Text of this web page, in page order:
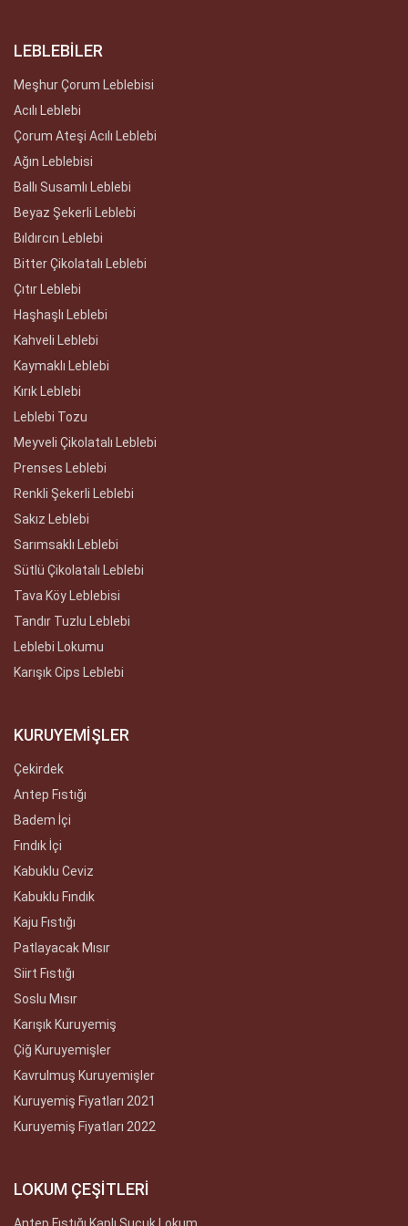
LEBLEBİLER
Meşhur Çorum Leblebisi
Acılı Leblebi
Çorum Ateşi Acılı Leblebi
Ağın Leblebisi
Ballı Susamlı Leblebi
Beyaz Şekerli Leblebi
Bıldırcın Leblebi
Bitter Çikolatalı Leblebi
Çıtır Leblebi
Haşhaşlı Leblebi
Kahveli Leblebi
Kaymaklı Leblebi
Kırık Leblebi
Leblebi Tozu
Meyveli Çikolatalı Leblebi
Prenses Leblebi
Renkli Şekerli Leblebi
Sakız Leblebi
Sarımsaklı Leblebi
Sütlü Çikolatalı Leblebi
Tava Köy Leblebisi
Tandır Tuzlu Leblebi
Leblebi Lokumu
Karışık Cips Leblebi
KURUYEMİŞLER
Çekirdek
Antep Fıstığı
Badem İçi
Fındık İçi
Kabuklu Ceviz
Kabuklu Fındık
Kaju Fıstığı
Patlayacak Mısır
Siirt Fıstığı
Soslu Mısır
Karışık Kuruyemiş
Çiğ Kuruyemişler
Kavrulmuş Kuruyemişler
Kuruyemiş Fiyatları 2021
Kuruyemiş Fiyatları 2022
LOKUM ÇEŞİTLERİ